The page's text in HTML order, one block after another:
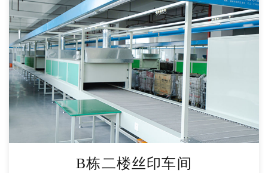
B栋二楼丝印车间